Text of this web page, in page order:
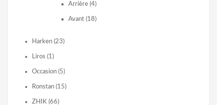
Arrière (4)
Avant (18)
Harken (23)
Liros (1)
Occasion (5)
Ronstan (15)
ZHIK (66)